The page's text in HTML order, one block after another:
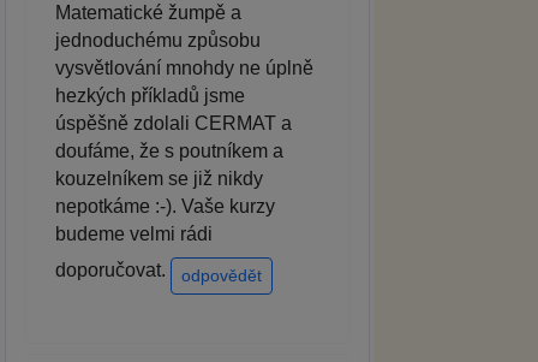
Matematické žumpě a
jednoduchému způsobu
vysvětlování mnohdy ne úplně
hezkých příkladů jsme
úspěšně zdolali CERMAT a
doufáme, že s poutníkem a
kouzelníkem se již nikdy
nepotkáme :-). Vaše kurzy
budeme velmi rádi
doporučovat.
odpovědět